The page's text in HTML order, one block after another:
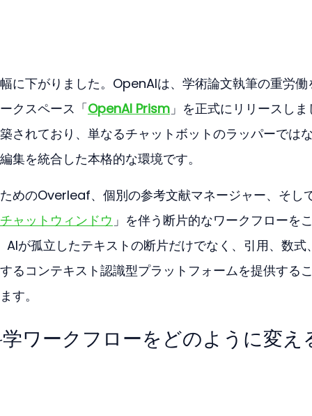
に下がりました。OpenAIは、学術論文執筆の重労働
クスペース「OpenAI Prism 」を正式にリリースしま
されており、単なるチャットボットのラッパーでは
集を統合した本格的な環境です。
めのOverleaf、個別の参考文献マネージャー、そし
ャットウィンドウ 」を伴う断片的なワークフローを
AIが孤立したテキストの断片だけでなく、引用、数式
るコンテキスト認識型プラットフォームを提供する
す。
ワークフローをどのように変え